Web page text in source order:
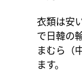
衣類は安
で日韓の
まむら（
ます。